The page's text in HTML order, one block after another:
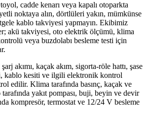
cadde kenarı veya kapalı otoparkta
noktaya alın, dörtlüleri yakın, mümkünse
kablo takviyesi yapmayın. Ekibimiz
akü takviyesi, oto elektrik ölçümü, klima
veya buzdolabı besleme testi için
akımı, kaçak akım, sigorta-röle hattı, şase
kablo kesiti ve ilgili elektronik kontrol
edilir. Klima tarafında basınç, kaçak ve
tarafında yakıt pompası, buji, beyin ve devir
kompresör, termostat ve 12/24 V besleme